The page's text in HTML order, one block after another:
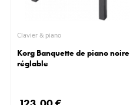
Clavier & piano
Korg Banquette de piano noire
réglable